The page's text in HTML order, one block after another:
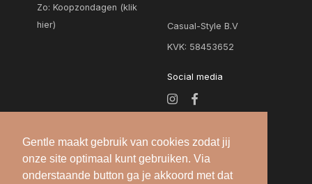
Gentle maakt gebruik van cookies zodat jij
onze site optimaal kunt gebruiken. Via
onderstaande button ga je akkoord met dat
Zo:Koopzondagen (klik
hier)
Casual-Style B.V
KVK: 58453652
Social media